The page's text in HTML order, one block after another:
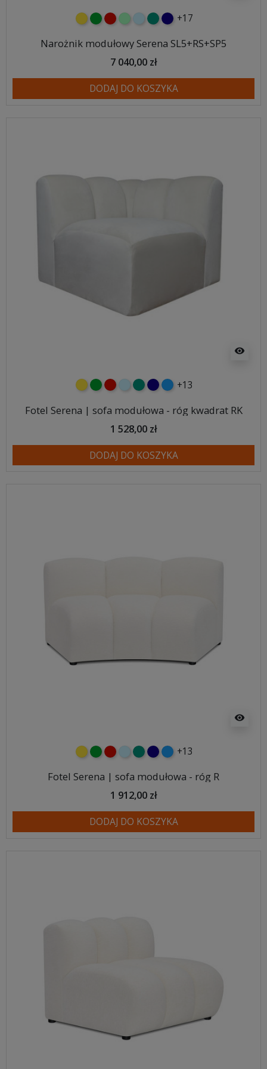
żółtyzielonyczerwony
miętowybłękitnyturkusowy
granatowy
+17
Narożnik modułowy Serena SL5+RS+SP5
7 040,00 zł
DODAJ DO KOSZYKA
visibility
żółtyzielonyczerwony
błękitnyturkusowy
granatowy
niebieski
+13
Fotel Serena | sofa modułowa - róg kwadrat RK
1 528,00 zł
DODAJ DO KOSZYKA
visibility
żółtyzielonyczerwony
błękitnyturkusowy
granatowy
niebieski
+13
Fotel Serena | sofa modułowa - róg R
1 912,00 zł
DODAJ DO KOSZYKA